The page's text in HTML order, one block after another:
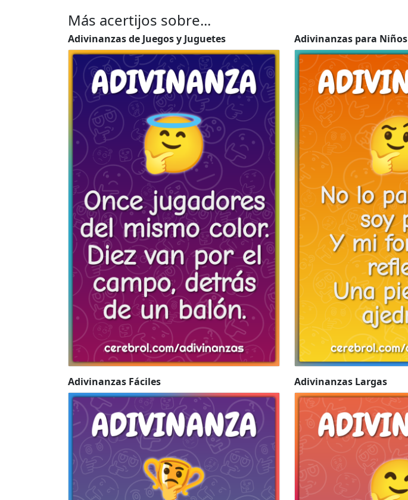
Más acertijos sobre...
Adivinanzas de Juegos y Juguetes Adivinanzas para Niños
Adivinanzas Fáciles Adivinanzas Largas